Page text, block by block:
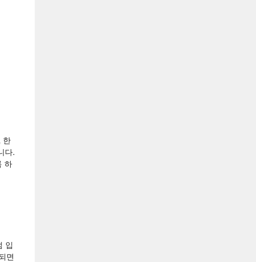
한
다.
하
입
면